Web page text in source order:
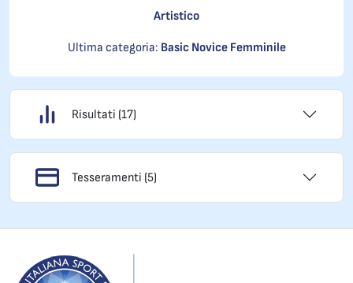
Artistico
Ultima categoria: Basic Novice Femminile
Risultati (17)
Tesseramenti (5)